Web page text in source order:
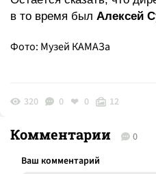
в то время был Алексей
Фото: Музей КАМАЗа
320 0 0 12
Комментарии 0